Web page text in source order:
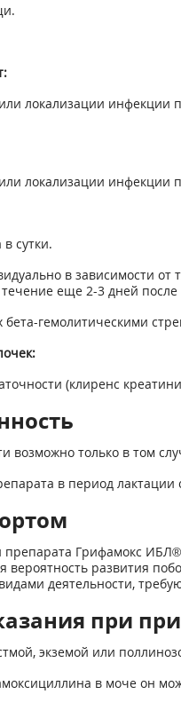
локализации инфекции
локализации инфекции
сутки.
в зависимости
еще 2-3 дней
гемолитическими
(клиренс
возможно только в том
в период лактации
Грифамокс
развития
деятельности,
при
экземой или
в моче он